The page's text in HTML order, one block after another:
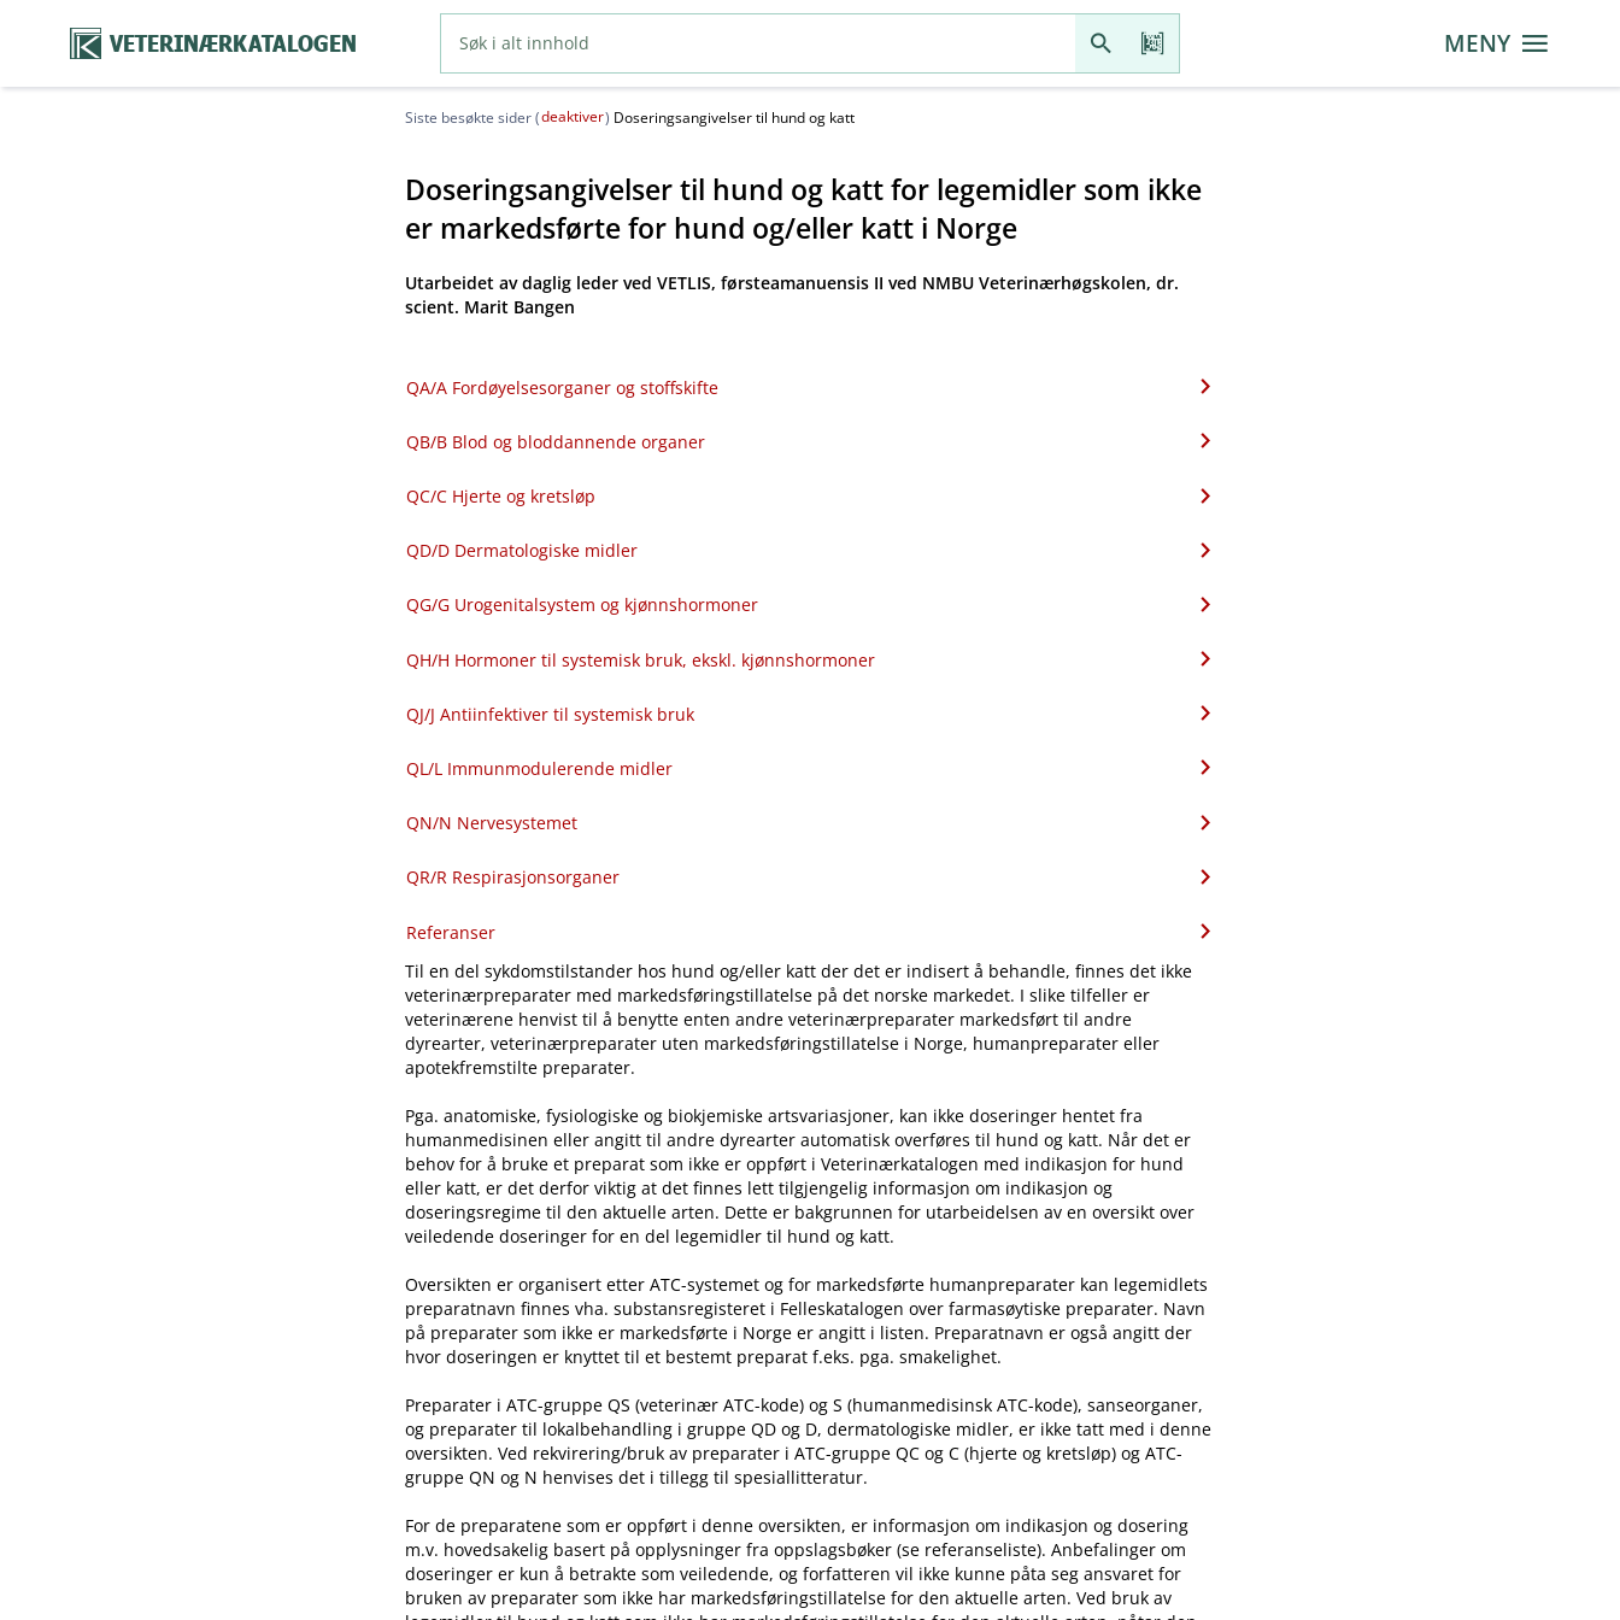
VETERINÆRKATALOGEN MENY
Siste besøkte sider (deaktiver) Doseringsangivelser til hund og katt
Doseringsangivelser til hund og katt for legemidler som ikke
er markedsførte for hund og​/​eller katt i Norge
Utarbeidet av daglig leder ved VETLIS, førsteamanuensis II ved NMBU Veterinærhøgskolen, dr.
scient. Marit Bangen
QA​/​A Fordøyelsesorganer og stoffskifte
QB​/​B Blod og bloddannende organer
QC​/​C Hjerte og kretsløp
QD​/​D Dermatologiske midler
QG​/​G Urogenitalsystem og kjønnshormoner
QH​/​H Hormoner til systemisk bruk, ekskl. kjønnshormoner
QJ​/​J Antiinfektiver til systemisk bruk
QL​/​L Immunmodulerende midler
QN​/​N Nervesystemet
QR​/​R Respirasjonsorganer
Referanser
Til en del sykdomstilstander hos hund og​/​eller katt der det er indisert å behandle, finnes det ikke
veterinærpreparater med markedsføringstillatelse på det norske markedet. I slike tilfeller er
veterinærene henvist til å benytte enten andre veterinærpreparater markedsført til andre
dyrearter, veterinærpreparater uten markedsføringstillatelse i Norge, humanpreparater eller
apotekfremstilte preparater.
Pga. anatomiske, fysiologiske og biokjemiske artsvariasjoner, kan ikke doseringer hentet fra
humanmedisinen eller angitt til andre dyrearter automatisk overføres til hund og katt. Når det er
behov for å bruke et preparat som ikke er oppført i Veterinærkatalogen med indikasjon for hund
eller katt, er det derfor viktig at det finnes lett tilgjengelig informasjon om indikasjon og
doseringsregime til den aktuelle arten. Dette er bakgrunnen for utarbeidelsen av en oversikt over
veiledende doseringer for en del legemidler til hund og katt.
Oversikten er organisert etter ATC-systemet og for markedsførte humanpreparater kan legemidlets
preparatnavn finnes vha. substansregisteret i Felleskatalogen over farmasøytiske preparater. Navn
på preparater som ikke er markedsførte i Norge er angitt i listen. Preparatnavn er også angitt der
hvor doseringen er knyttet til et bestemt preparat f.eks. pga. smakelighet.
Preparater i ATC-gruppe QS (veterinær ATC-kode) og S (humanmedisinsk ATC-kode), sanseorganer,
og preparater til lokalbehandling i gruppe QD og D, dermatologiske midler, er ikke tatt med i denne
oversikten. Ved rekvirering​/​bruk av preparater i ATC-gruppe QC og C (hjerte og kretsløp) og ATC-
gruppe QN og N henvises det i tillegg til spesiallitteratur.
For de preparatene som er oppført i denne oversikten, er informasjon om indikasjon og dosering
m.v. hovedsakelig basert på opplysninger fra oppslagsbøker (se referanseliste). Anbefalinger om
doseringer er kun å betrakte som veiledende, og forfatteren vil ikke kunne påta seg ansvaret for
bruken av preparater som ikke har markedsføringstillatelse for den aktuelle arten. Ved bruk av